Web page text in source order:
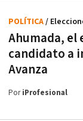
Ahumada, el
candidato a
Avanza
POLÍTICA/
PoriProfesional